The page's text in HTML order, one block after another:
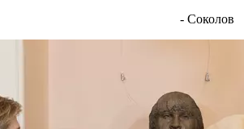
- Соколов